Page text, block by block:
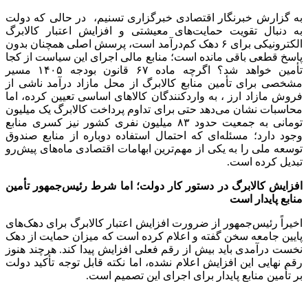
به گزارش خبرنگار اقتصادی خبرگزاری تسنیم، در حالی که دولت
به دنبال تقویت حمایت‌های معیشتی و افزایش اعتبار کالابرگ
الکترونیکی برای ۶ دهک‌ کم‌درآمد است، پرسش اصلی همچنان بدون
پاسخ قطعی باقی مانده است؛ منابع مالی اجرای این سیاست از کجا
تأمین خواهد شد؟ اگرچه ماده ۶۷ قانون بودجه ۱۴۰۵ مسیر
مشخصی برای تأمین منابع کالابرگ از محل مازاد درآمد ناشی از
فروش مازاد ارز ، به واردکنندگان کالاهای اساسی تعیین کرده، اما
محاسبات نشان می‌دهد حتی برای تداوم پرداخت کالابرگ یک میلیون
تومانی به جمعیت حدود ۸۳ میلیون نفری کشور نیز کسری منابع
وجود دارد؛ مسئله‌ای که احتمال استفاده دوباره از منابع صندوق
توسعه ملی را به یکی از مهم‌ترین ابهامات اقتصادی ماه‌های پیش‌رو
تبدیل کرده است.
افزایش کالابرگ در دستور کار دولت؛ اما شرط رئیس‌جمهور تأمین
منابع پایدار است
اخیراً رئیس‌جمهور از ضرورت افزایش اعتبار کالابرگ برای دهک‌های
پایین جامعه سخن گفته و اعلام کرده است که میزان حمایت از دهک
نخست درآمدی باید بیش از رقم فعلی افزایش پیدا کند. هرچند هنوز
رقم نهایی این افزایش اعلام نشده، اما نکته قابل توجه تأکید دولت
بر تأمین منابع پایدار برای اجرای این تصمیم است.